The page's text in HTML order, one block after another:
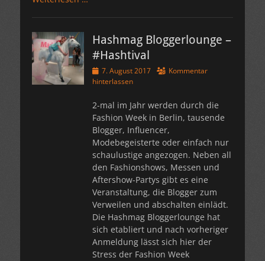
Hashmag Bloggerlounge –
#Hashtival
Veröffentlicht
am
7. August 2017
Kommentar
hinterlassen
2-mal im Jahr werden durch die
Fashion Week in Berlin, tausende
Blogger, Influencer,
Modebegeisterte oder einfach nur
schaulustige angezogen. Neben all
den Fashionshows, Messen und
Aftershow-Partys gibt es eine
Veranstaltung, die Blogger zum
Verweilen und abschalten einlädt.
Die Hashmag Bloggerlounge hat
sich etabliert und nach vorheriger
Anmeldung lässt sich hier der
Stress der Fashion Week